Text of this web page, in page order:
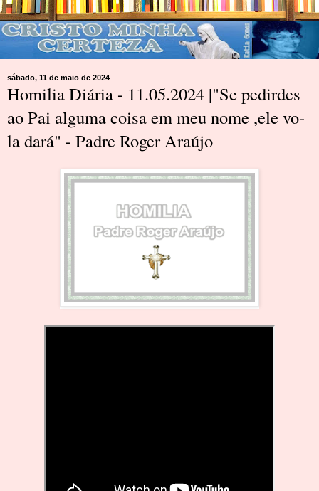
sábado, 11 de maio de 2024
Homilia Diária - 11.05.2024 |"Se pedirdes
ao Pai alguma coisa em meu nome ,ele vo-
la dará" - Padre Roger Araújo